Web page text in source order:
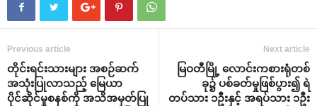
Previous article
တိုင်းရင်းသားများ အစဉ်ဆက်
အသုံးပြုလာသည့် ‌မြေယာ
ပိုင်ဆိုင်မှုစနစ်ကို အသိအမှတ်ပြု
Next article
မြဝတီမြို့ ‌လောင်းကစားရုံတစ်
ခု၌ ပစ်ခတ်မှုဖြစ်ပွား၍ ရဲ
တပ်သား ၁ဦးနှင့် အရပ်သား ၁ဦး